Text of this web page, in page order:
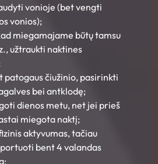
vonioje (bet vengti
vonios);
miegamajame būtų tamsu
užtraukti naktines
patogaus čiužinio, pasirinkti
bei antklodę;
dienos metu, net jei prieš
miegota naktį;
aktyvumas, tačiau
bent 4 valandas